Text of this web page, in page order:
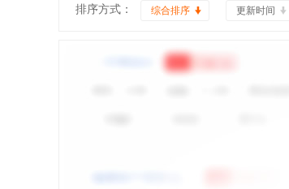
排序方式： 综合排序 更新时间